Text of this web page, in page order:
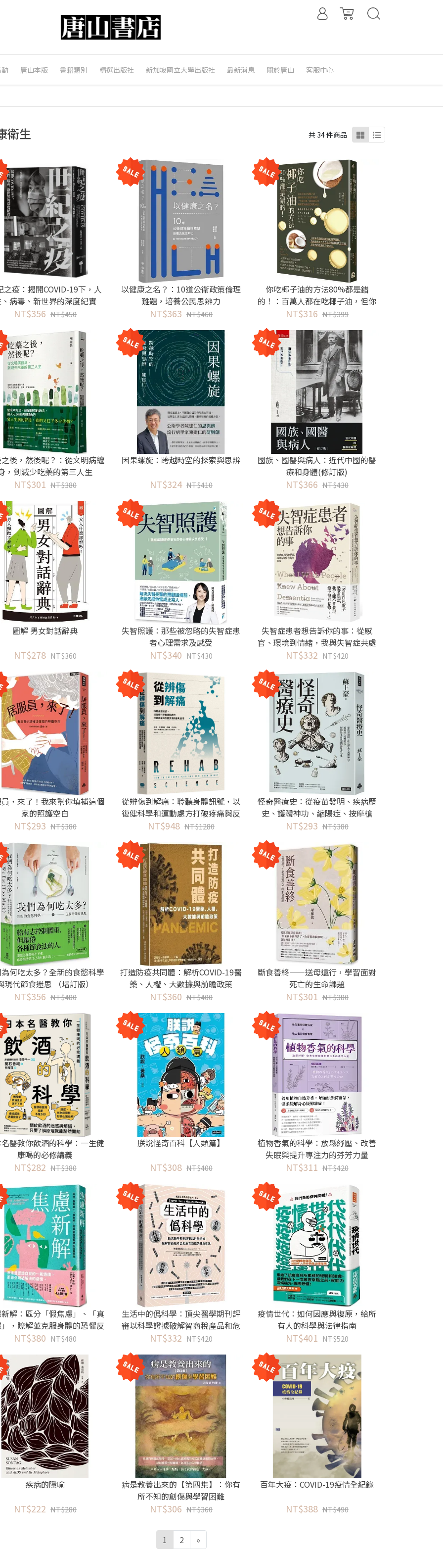
唐山本版 書籍類別 精選出版社 新加坡國立大學出版社 最新消息 關於唐山 客服中心
衛生 共 34 件商品
之疫：揭開COVID-19下，人
病毒、新世界的深度紀實
NT$356 NT$450
以健康之名？：10道公衛政策倫理
難題，培養公民思辨力
NT$363 NT$460
你吃椰子油的方法80%都是錯
的！：百萬人都在吃椰子油，但你
吃的方法是對的嗎？一天就有感，
油法
NT$316 NT$399
後，然後呢？：從文明病纏
，到減少吃藥的第三人生
NT$301 NT$380
因果螺旋：跨越時空的探索與思辨
NT$324 NT$410
國族、國醫與病人：近代中國的醫
療和身體(修訂版)
NT$366 NT$430
圖解 男女對話辭典
NT$278 NT$360
失智照護：那些被忽略的失智症患
者心理需求及感受
NT$340 NT$430
失智症患者想告訴你的事：從感
官、環境到情緒，我與失智症共處
的日常
NT$332 NT$420
，來了！我來幫你填補這個
家的照護空白
NT$293 NT$380
從辨傷到解痛：聆聽身體訊號，以
復健科學和運動處方打破疼痛與反
覆受傷的無助循環
NT$948 NT$1280
怪奇醫療史：從疫苗發明、疾病歷
史、護體神功、縮陽症、按摩槍
等，解開最不可思議的醫學古今事
NT$293 NT$380
何吃太多？全新的食慾科學
現代節食迷思 （增訂版）
NT$356 NT$480
打造防疫共同體：解析COVID-19醫
藥、人權、大數據與前瞻政策
NT$360 NT$400
斷食善終——送母遠行，學習面對
死亡的生命課題
NT$301 NT$380
醫教你飲酒的科學：一生健
康喝的必修講義
NT$282 NT$380
朕說怪奇百科【人類篇】
NT$308 NT$400
植物香氣的科學：放鬆紓壓、改善
失眠與提升專注力的芬芳力量
NT$311 NT$420
解：區分「假焦慮」、「真
，瞭解並克服身體的恐懼反
應
NT$380 NT$480
生活中的僞科學：頂尖醫學期刊評
審以科學證據破解智商稅產品和危
言聳聽的健康資訊
NT$332 NT$420
疫情世代：如何因應與復原，給所
有人的科學與法律指南
NT$401 NT$520
疾病的隱喻
NT$222 NT$280
病是教養出來的【第四集】：你有
所不知的創傷與學習困難
NT$306 NT$360
百年大疫：COVID-19疫情全紀錄
NT$388 NT$490
1 2 »